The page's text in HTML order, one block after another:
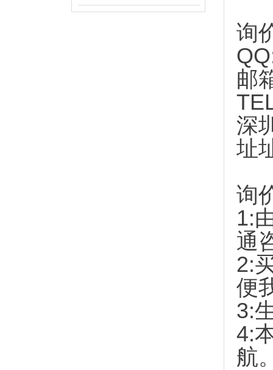
询
邮
深
址
询
1:
通
2:
便
3:
4:
航